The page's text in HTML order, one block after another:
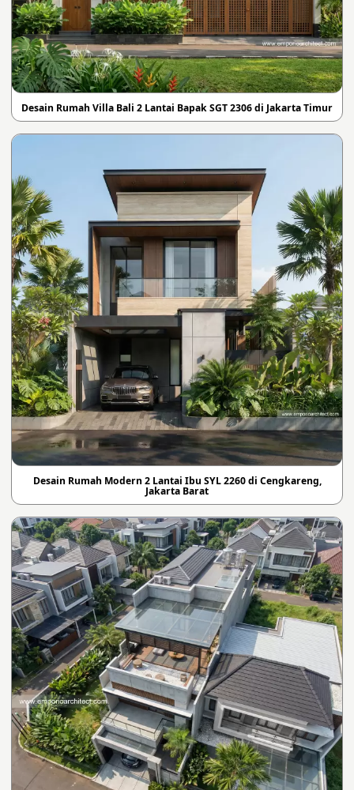
Desain Rumah Villa Bali 2 Lantai Bapak SGT 2306 di Jakarta Timur
Desain Rumah Modern 2 Lantai Ibu SYL 2260 di Cengkareng,
Jakarta Barat